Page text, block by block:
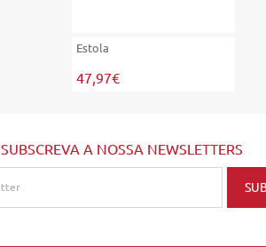
Estola
47,97€
SUBSCREVA A NOSSA NEWSLETTERS